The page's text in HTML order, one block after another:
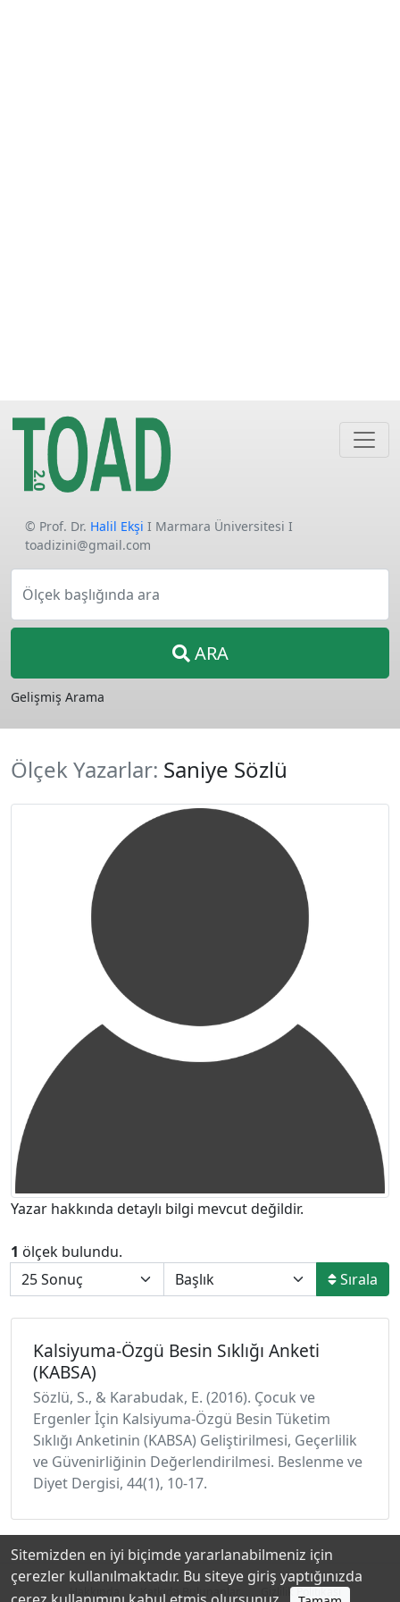
© Prof. Dr. Halil Ekşi I Marmara Üniversitesi I
toadizini@gmail.com
Ölçek başlığında ara
ARA
Gelişmiş Arama
Ölçek Yazarlar: Saniye Sözlü
Yazar hakkında detaylı bilgi mevcut değildir.
1 ölçek bulundu.
Sırala
Kalsiyuma-Özgü Besin Sıklığı Anketi
(KABSA)
Sözlü, S., & Karabudak, E. (2016). Çocuk ve
Ergenler İçin Kalsiyuma-Özgü Besin Tüketim
Sıklığı Anketinin (KABSA) Geliştirilmesi, Geçerlilik
ve Güvenirliğinin Değerlendirilmesi. Beslenme ve
Diyet Dergisi, 44(1), 10-17.
Hakkında Katkıda Bulunanlar Gizlilik Politikası
Sitemizden en iyi biçimde yararlanabilmeniz için
çerezler kullanılmaktadır. Bu siteye giriş yaptığınızda